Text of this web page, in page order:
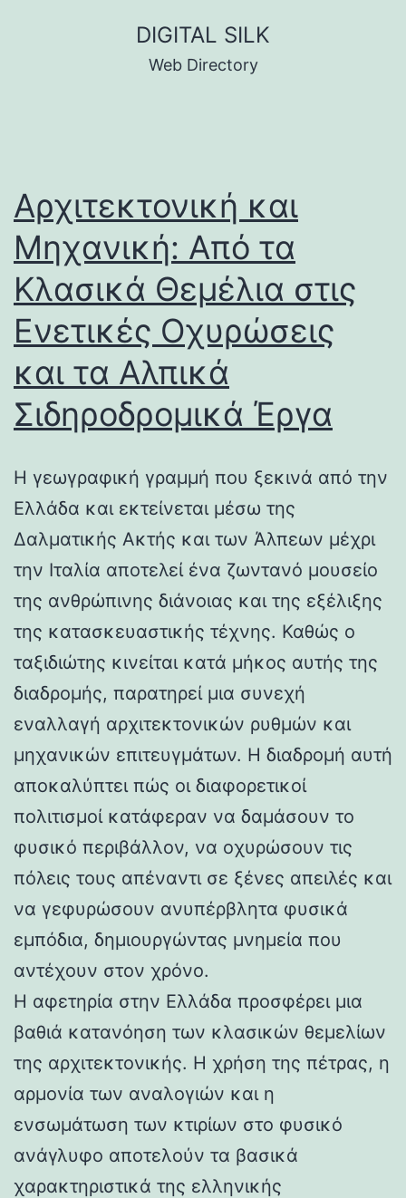
DIGITAL SILK
Web Directory
Αρχιτεκτονική και
Μηχανική: Από τα
Κλασικά Θεμέλια στις
Ενετικές Οχυρώσεις
και τα Αλπικά
Σιδηροδρομικά Έργα
Η γεωγραφική γραμμή που ξεκινά από την
Ελλάδα και εκτείνεται μέσω της
Δαλματικής Ακτής και των Άλπεων μέχρι
την Ιταλία αποτελεί ένα ζωντανό μουσείο
της ανθρώπινης διάνοιας και της εξέλιξης
της κατασκευαστικής τέχνης. Καθώς ο
ταξιδιώτης κινείται κατά μήκος αυτής της
διαδρομής, παρατηρεί μια συνεχή
εναλλαγή αρχιτεκτονικών ρυθμών και
μηχανικών επιτευγμάτων. Η διαδρομή αυτή
αποκαλύπτει πώς οι διαφορετικοί
πολιτισμοί κατάφεραν να δαμάσουν το
φυσικό περιβάλλον, να οχυρώσουν τις
πόλεις τους απέναντι σε ξένες απειλές και
να γεφυρώσουν ανυπέρβλητα φυσικά
εμπόδια, δημιουργώντας μνημεία που
αντέχουν στον χρόνο.
Η αφετηρία στην Ελλάδα προσφέρει μια
βαθιά κατανόηση των κλασικών θεμελίων
της αρχιτεκτονικής. Η χρήση της πέτρας, η
αρμονία των αναλογιών και η
ενσωμάτωση των κτιρίων στο φυσικό
ανάγλυφο αποτελούν τα βασικά
χαρακτηριστικά της ελληνικής